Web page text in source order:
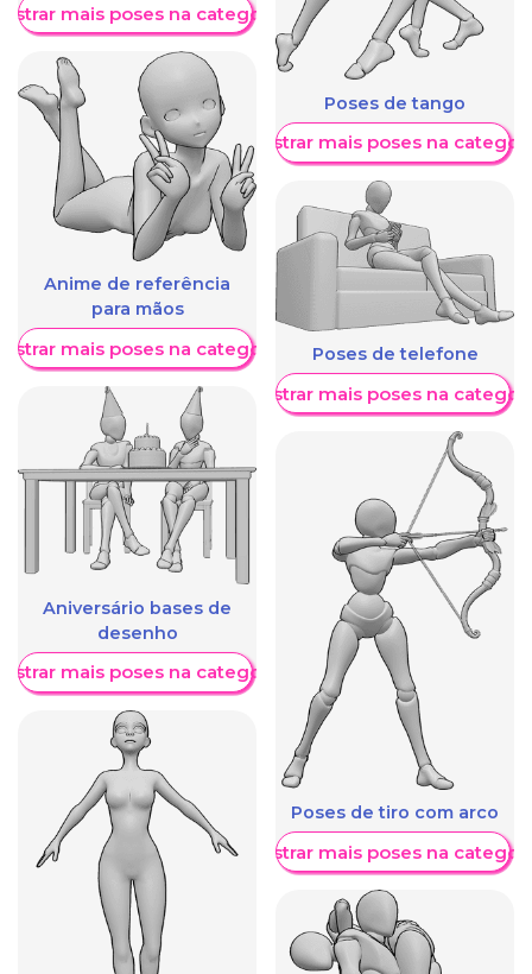
mais poses na categoria
Anime de referência
para mãos
mais poses na categoria
Aniversário bases de
desenho
mais poses na categoria
Poses de tango
Mostrar mais poses na
Poses de telefone
Mostrar mais poses na
Poses de tiro com arco
Mostrar mais poses na